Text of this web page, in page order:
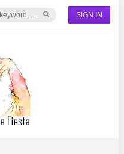
SIGN IN